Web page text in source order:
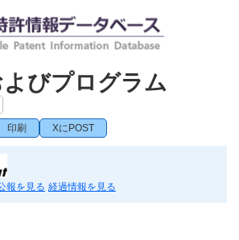
びプログラム
印刷 XにPOST
報を見る 経過情報を見る